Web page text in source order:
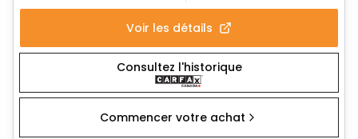
Voir les détails
Consultez l'historique
Commencer votre achat